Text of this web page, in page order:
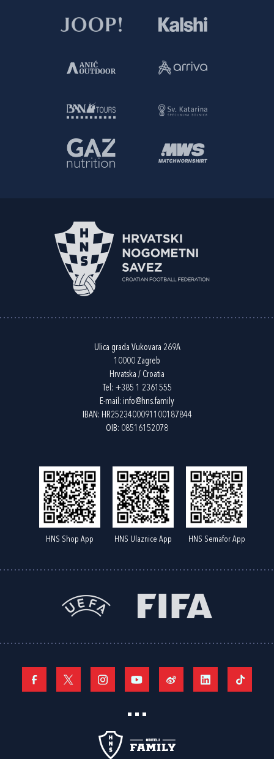
Ulica grada Vukovara 269A
10000 Zagreb
Hrvatska / Croatia
Tel: +385 1 2361555
E-mail: info@hns.family
IBAN: HR2523400091100187844
OIB: 08516152078
HNS Shop App HNS Ulaznice App HNS Semafor App